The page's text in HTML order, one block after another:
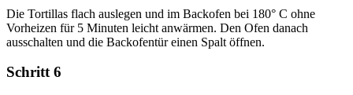
Die Tortillas flach auslegen und im Backofen bei 180° C ohne
Vorheizen für 5 Minuten leicht anwärmen. Den Ofen danach
ausschalten und die Backofentür einen Spalt öffnen.
Schritt 6